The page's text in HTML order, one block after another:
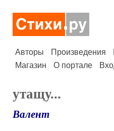
Авторы Произведения
Магазин
О портале
утащу...
Валент